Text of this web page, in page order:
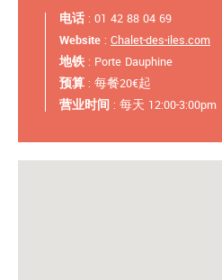
电话 : 01 42 88 04 69
Website : Chalet-des-iles.com
地铁 : Porte Dauphine
预算 : 每餐20€起
营业时间 : 每天 12:00-3:00pm